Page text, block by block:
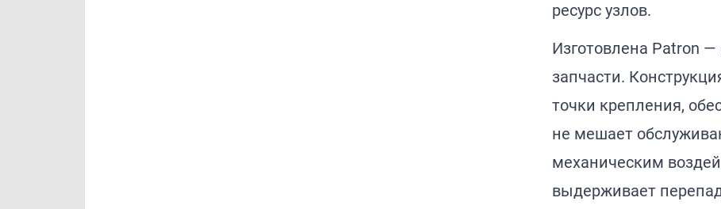
ресурс узлов.
Изготовлена Patron
запчасти.
точки крепления,
не мешает
механическим
выдерживает